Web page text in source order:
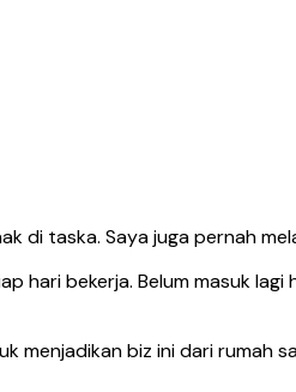
di taska. Saya juga pernah
hari bekerja. Belum masuk
menjadikan biz ini dari rumah